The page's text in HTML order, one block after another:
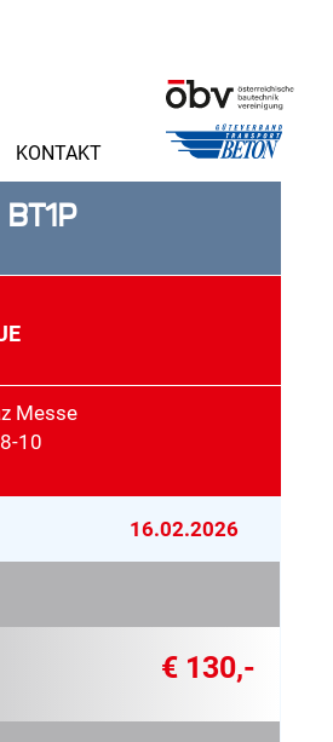
KONTAKT
BT1P
Messe
10
16.02.2026
€ 130,-